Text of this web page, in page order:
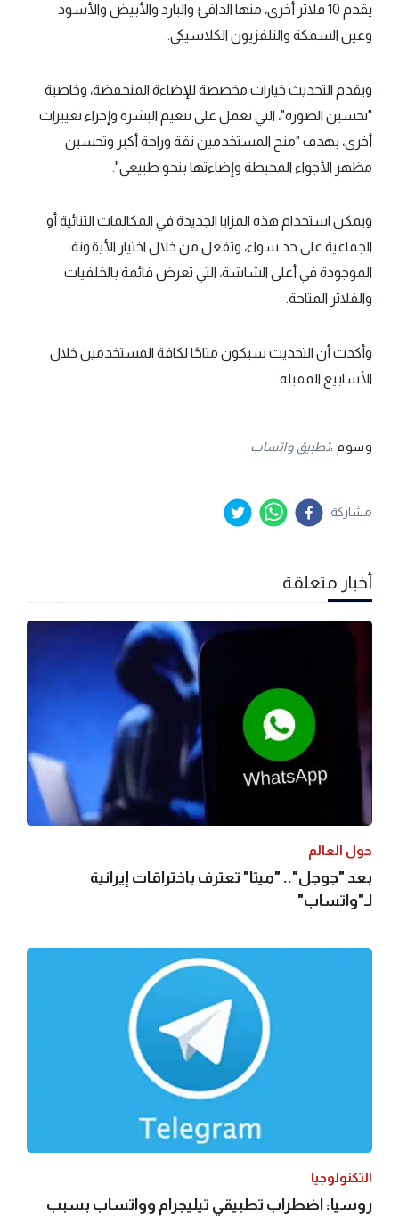
يقدم 10 فلاتر أخرى، منها الدافئ والبارد والأبيض والأسود
وعين السمكة والتلفزيون الكلاسيكي.
ويقدم التحديث خيارات مخصصة للإضاءة المنخفضة، وخاصية
"تحسين الصورة"، التي تعمل على تنعيم البشرة وإجراء تغييرات
أخرى، بهدف "منح المستخدمين ثقة وراحة أكبر وتحسين
مظهر الأجواء المحيطة وإضاءتها بنحو طبيعي".
ويمكن استخدام هذه المزايا الجديدة في المكالمات الثنائية أو
الجماعية على حد سواء، وتفعل من خلال اختيار الأيقونة
الموجودة في أعلى الشاشة، التي تعرض قائمة بالخلفيات
والفلاتر المتاحة.
وأكدت أن التحديث سيكون متاحًا لكافة المستخدمين خلال
الأسابيع المقبلة.
وسوم :تطبيق واتساب
مشاركة
أخبار متعلقة
حول العالم
بعد "جوجل".. "ميتا" تعترف باختراقات إيرانية
لـ"واتساب"
التكنولوجيا
روسيا: اضطراب تطبيقي تيليجرام وواتساب بسبب